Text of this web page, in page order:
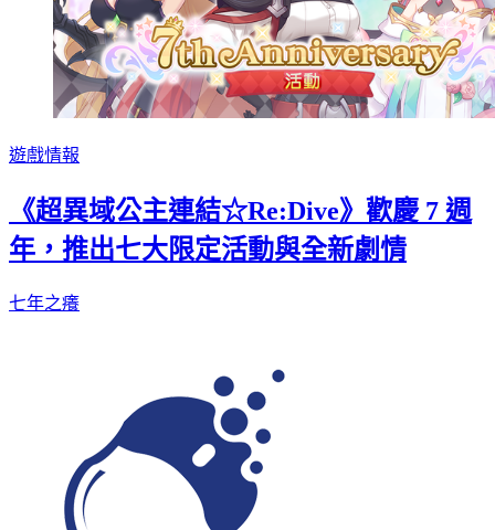
遊戲情報
《超異域公主連結☆Re:Dive》歡慶 7 週
年，推出七大限定活動與全新劇情
七年之癢